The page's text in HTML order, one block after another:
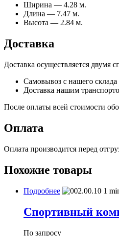
Ширина — 4.28 м.
Длина — 7.47 м.
Высота — 2.84 м.
Доставка
Доставка осуществляется двумя
Самовывоз с нашего склада
Доставка нашим
После оплаты всей стоимости
Оплата
Оплата производится перед
Похожие товары
Подробнее
Спортивный
По запросу